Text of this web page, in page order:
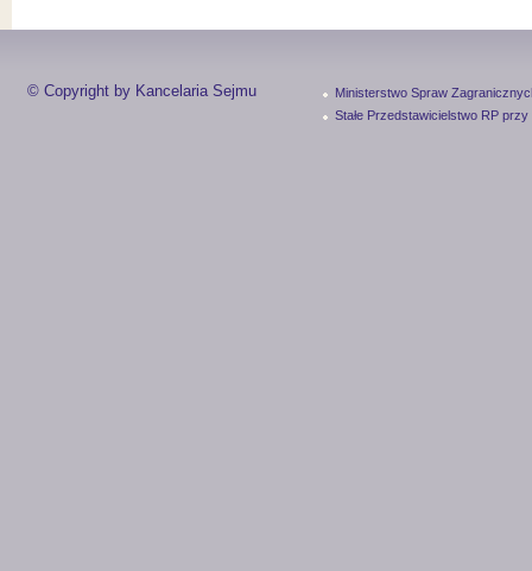
© Copyright by Kancelaria Sejmu
Ministerstwo Spraw
Stałe Przedstawicielstwo RP przy